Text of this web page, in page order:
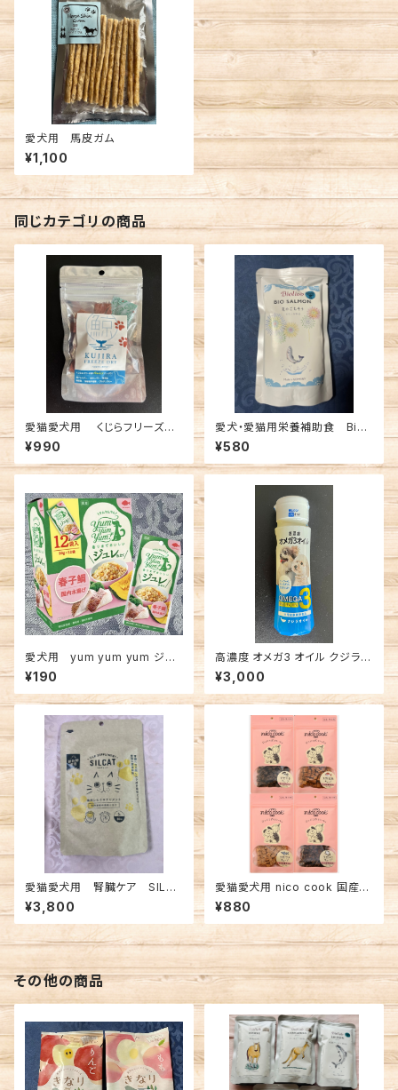
愛犬用 馬皮ガム
¥1,100
同じカテゴリの商品
愛猫愛犬用 くじらフリーズド
ライ バレニン
¥990
愛犬・愛猫用栄養補助食 Bioli
ob 2027年夏 ディッシュ シリー
ズ
¥580
愛犬用 yum yum yum ジュ
レ仕立て 数量期間限定 春子
鯛
¥190
高濃度 オメガ3 オイル クジラオ
イル100g
¥3,000
愛猫愛犬用 腎臓ケア SILCA
T
¥3,800
愛猫愛犬用 nico cook 国産天
然シリーズ
¥880
その他の商品